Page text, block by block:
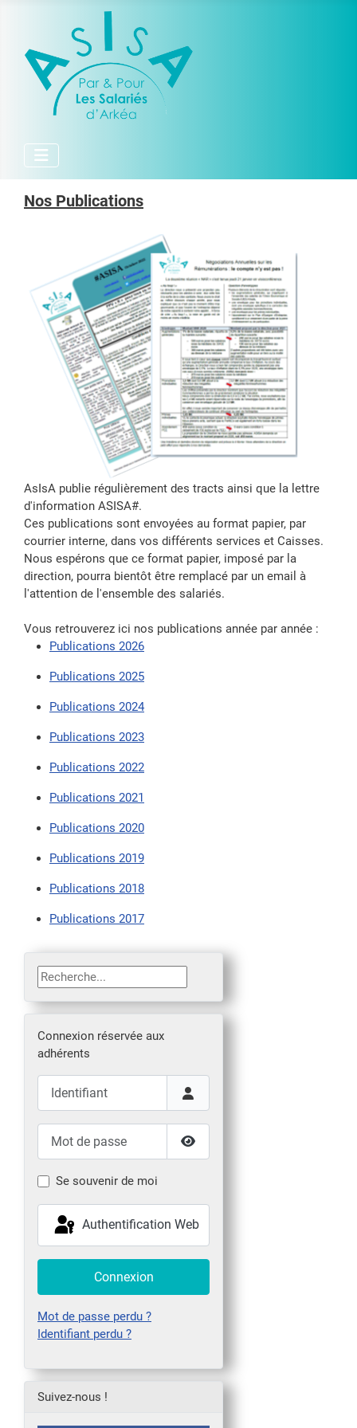
Nos Publications
AsIsA publie régulièrement des tracts ainsi que la lettre
d'information ASISA#.
Ces publications sont envoyées au format papier, par
courrier interne, dans vos différents services et Caisses.
Nous espérons que ce format papier, imposé par la
direction, pourra bientôt être remplacé par un email à
l'attention de l'ensemble des salariés.
Vous retrouverez ici nos publications année par année :
Publications 2026
Publications 2025
Publications 2024
Publications 2023
Publications 2022
Publications 2021
Publications 2020
Publications 2019
Publications 2018
Publications 2017
Rechercher
Connexion réservée aux
adhérents
Afficher le mot de passe
Se souvenir de moi
Authentification Web
Connexion
Mot de passe perdu ?
Identifiant perdu ?
Suivez-nous !